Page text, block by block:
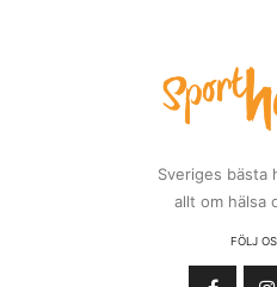
Sveriges
allt om hälsa
FÖLJ